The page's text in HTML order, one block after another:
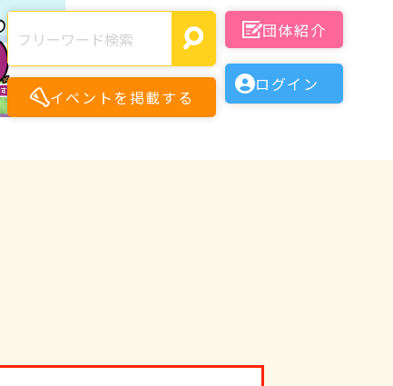
イベントを掲載する
団体紹介
ログイン